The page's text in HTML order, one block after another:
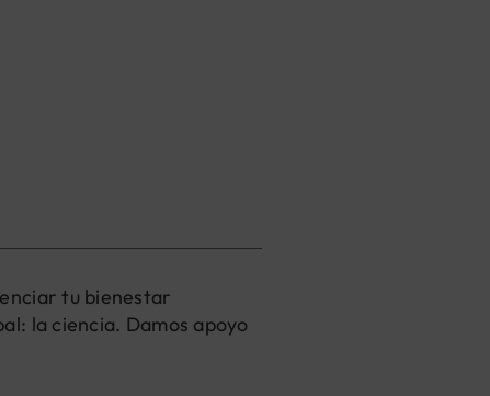
tu bienestar
la ciencia. Damos apoyo